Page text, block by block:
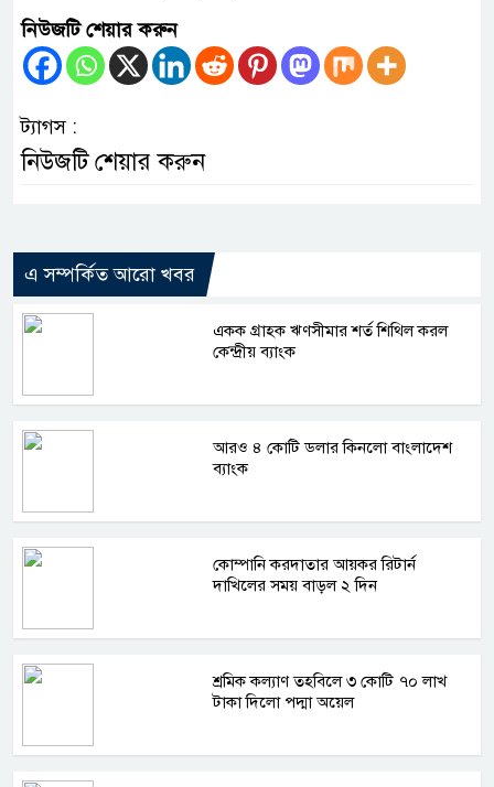
নিউজটি শেয়ার করুন
ট্যাগস :
নিউজটি শেয়ার করুন
এ সম্পর্কিত আরো খবর
একক গ্রাহক ঋণসীমার শর্ত শিথিল করল
কেন্দ্রীয় ব্যাংক
আরও ৪ কোটি ডলার কিনলো বাংলাদেশ
ব্যাংক
কোম্পানি করদাতার আয়কর রিটার্ন
দাখিলের সময় বাড়ল ২ দিন
শ্রমিক কল্যাণ তহবিলে ৩ কোটি ৭০ লাখ
টাকা দিলো পদ্মা অয়েল